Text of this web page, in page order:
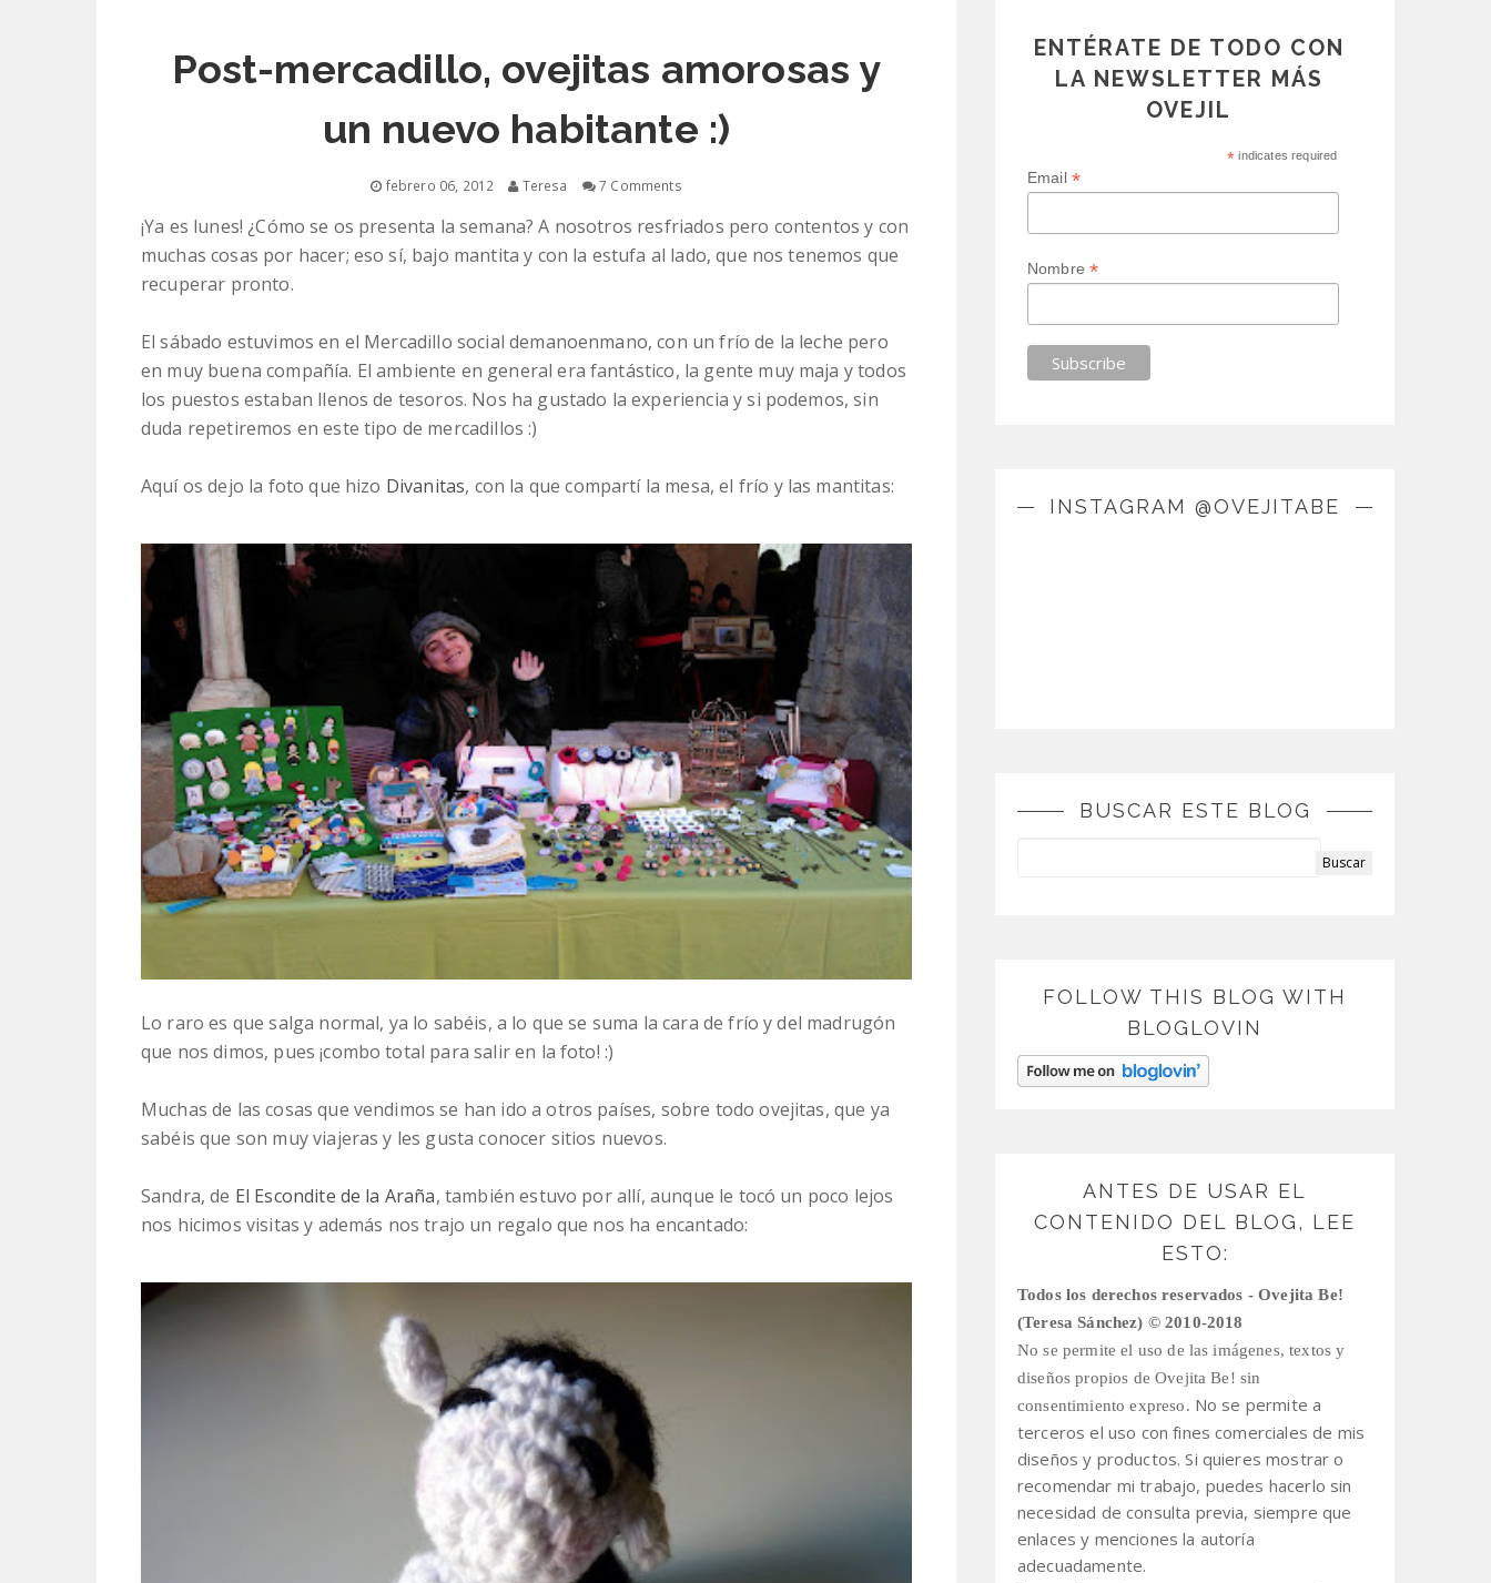
Post-mercadillo, ovejitas amorosas y
un nuevo habitante :)
febrero 06, 2012 Teresa 7 Comments
¡Ya es lunes! ¿Cómo se os presenta la semana? A nosotros resfriados pero contentos y con
muchas cosas por hacer; eso sí, bajo mantita y con la estufa al lado, que nos tenemos que
recuperar pronto.
El sábado estuvimos en el Mercadillo social demanoenmano, con un frío de la leche pero
en muy buena compañía. El ambiente en general era fantástico, la gente muy maja y todos
los puestos estaban llenos de tesoros. Nos ha gustado la experiencia y si podemos, sin
duda repetiremos en este tipo de mercadillos :)
Aquí os dejo la foto que hizo Divanitas, con la que compartí la mesa, el frío y las mantitas:
Lo raro es que salga normal, ya lo sabéis, a lo que se suma la cara de frío y del madrugón
que nos dimos, pues ¡combo total para salir en la foto! :)
Muchas de las cosas que vendimos se han ido a otros países, sobre todo ovejitas, que ya
sabéis que son muy viajeras y les gusta conocer sitios nuevos.
Sandra, de El Escondite de la Araña, también estuvo por allí, aunque le tocó un poco lejos
nos hicimos visitas y además nos trajo un regalo que nos ha encantado:
ENTÉRATE DE TODO CON
LA NEWSLETTER MÁS
OVEJIL
* indicates required
Email *
Nombre*
INSTAGRAM @OVEJITABE
BUSCAR ESTE BLOG
FOLLOW THIS BLOG WITH
BLOGLOVIN
ANTES DE USAR EL
CONTENIDO DEL BLOG, LEE
ESTO:
Todos los derechos reservados - Ovejita Be!
(Teresa Sánchez) © 2010-2018
No se permite el uso de las imágenes, textos y
diseños propios de Ovejita Be! sin
consentimiento expreso. No se permite a
terceros el uso con fines comerciales de mis
diseños y productos.Si quieres mostrar o
recomendar mi trabajo, puedes hacerlo sin
necesidad de consulta previa, siempre que
enlaces y menciones la autoría
adecuadamente.